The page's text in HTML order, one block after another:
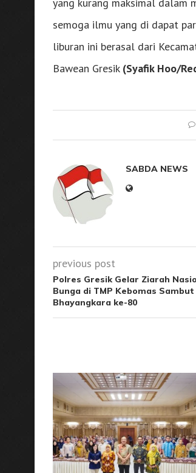
yang kurang maksimal dalam
semoga ilmu yang di dapat
liburan ini berasal dari
Bawean Gresik (Syafik Hoo/
SABDA NEWS
previous post
Polres Gresik Gelar Ziarah
Bunga di TMP Kebomas
Bhayangkara ke-80